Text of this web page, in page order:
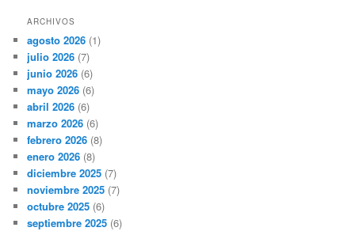
ARCHIVOS
agosto 2026 (1)
julio 2026 (7)
junio 2026 (6)
mayo 2026 (6)
abril 2026 (6)
marzo 2026 (6)
febrero 2026 (8)
enero 2026 (8)
diciembre 2025 (7)
noviembre 2025 (7)
octubre 2025 (6)
septiembre 2025 (6)